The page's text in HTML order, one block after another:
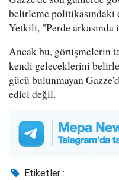
belirleme politikasındaki
Yetkili, "Perde
Ancak bu, görüşmelerin
kendi geleceklerini
gücü bulunmayan
edici değil.
Etiketler :